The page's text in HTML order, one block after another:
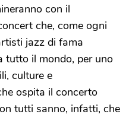
con il
che, come ogni
jazz di fama
tutto il mondo, per uno
culture e
ospita il concerto
tutti sanno, infatti, che